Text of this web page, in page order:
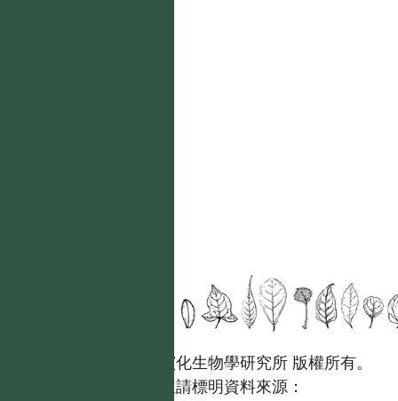
國立台灣大學生態學與演化生物學研究所 版權所有。
歡迎引用本網站資料，並請標明資料來源：